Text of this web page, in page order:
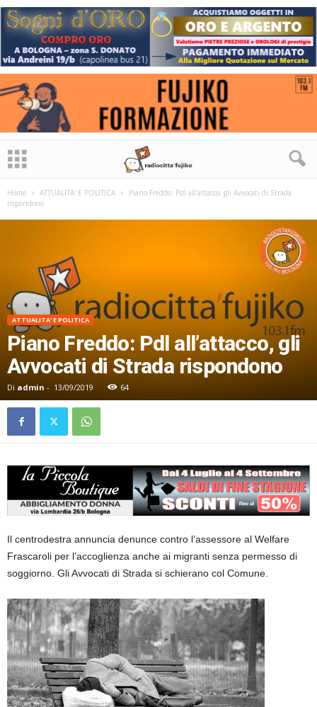
Home ATTUALITA' E POLITICA
Piano Freddo: Pdl all’attacco, gli Avvocati di Strada
rispondono
ATTUALITA' E POLITICA
Piano Freddo: Pdl all’attacco, gli
Avvocati di Strada rispondono
Di admin - 13/09/2019 64
Il centrodestra annuncia denunce contro l’assessore al Welfare
Frascaroli per l’accoglienza anche ai migranti senza permesso di
soggiorno. Gli Avvocati di Strada si schierano col Comune.